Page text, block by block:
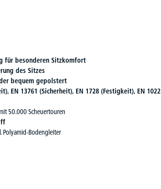
für besonderen Sitzkomfort
des Sitzes
bequem gepolstert
EN 13761 (Sicherheit), EN 1728 (Festigkeit), EN 1022
50.000 Scheuertouren
Polyamid-Bodengleiter